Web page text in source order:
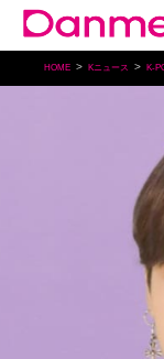
HOME Kニュース K-